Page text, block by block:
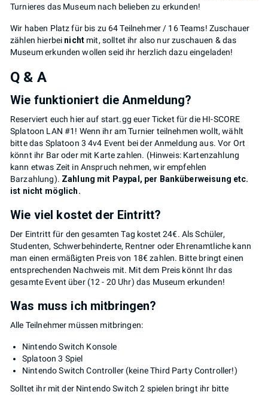
Turnieres das Museum nach belieben zu erkunden!
Wir haben Platz für bis zu 64 Teilnehmer / 16 Teams! Zuschauer
zählen hierbei nicht mit, solltet ihr also nur zuschauen & das
Museum erkunden wollen seid ihr herzlich dazu eingeladen!
Q & A
Wie funktioniert die Anmeldung?
Reserviert euch hier auf start.gg euer Ticket für die HI-SCORE
Splatoon LAN #1! Wenn ihr am Turnier teilnehmen wollt, wählt
bitte das Splatoon 3 4v4 Event bei der Anmeldung aus. Vor Ort
könnt ihr Bar oder mit Karte zahlen. (Hinweis: Kartenzahlung
kann etwas Zeit in Anspruch nehmen, wir empfehlen
Barzahlung). Zahlung mit Paypal, per Banküberweisung etc.
ist nicht möglich.
Wie viel kostet der Eintritt?
Der Eintritt für den gesamten Tag kostet 24€. Als Schüler,
Studenten, Schwerbehinderte, Rentner oder Ehrenamtliche kann
man einen ermäßigten Preis von 18€ zahlen. Bitte bringt einen
entsprechenden Nachweis mit. Mit dem Preis könnt Ihr das
gesamte Event über (12 - 20 Uhr) das Museum erkunden!
Was muss ich mitbringen?
Alle Teilnehmer müssen mitbringen:
Nintendo Switch Konsole
Splatoon 3 Spiel
Nintendo Switch Controller (keine Third Party Controller!)
Solltet ihr mit der Nintendo Switch 2 spielen bringt ihr bitte